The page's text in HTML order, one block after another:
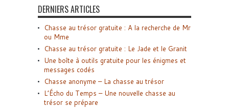
DERNIERS ARTICLES
Chasse au trésor gratuite : A la recherche de Mr
ou Mme
Chasse au trésor gratuite : Le Jade et le Granit
Une boîte à outils gratuite pour les énigmes et
messages codés
Chasse anonyme – La chasse au trésor
L’Écho du Temps – Une nouvelle chasse au
trésor se prépare